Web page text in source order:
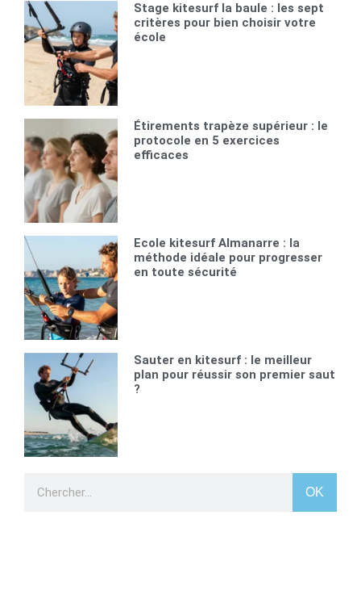
Stage kitesurf la baule : les sept
critères pour bien choisir votre
école
Étirements trapèze supérieur : le
protocole en 5 exercices
efficaces
Ecole kitesurf Almanarre : la
méthode idéale pour progresser
en toute sécurité
Sauter en kitesurf : le meilleur
plan pour réussir son premier saut
?
OK